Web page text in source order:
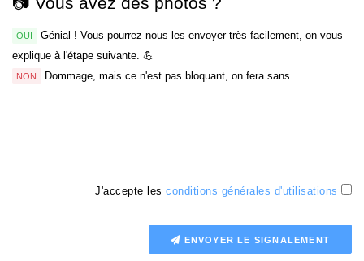
OUI
Génial ! Vous pourrez nous les envoyer très facilement, on vous
explique à l'étape suivante. 💪
NON Dommage, mais ce n'est pas bloquant, on fera sans.
J'accepte les conditions générales d'utilisations
ENVOYER LE SIGNALEMENT